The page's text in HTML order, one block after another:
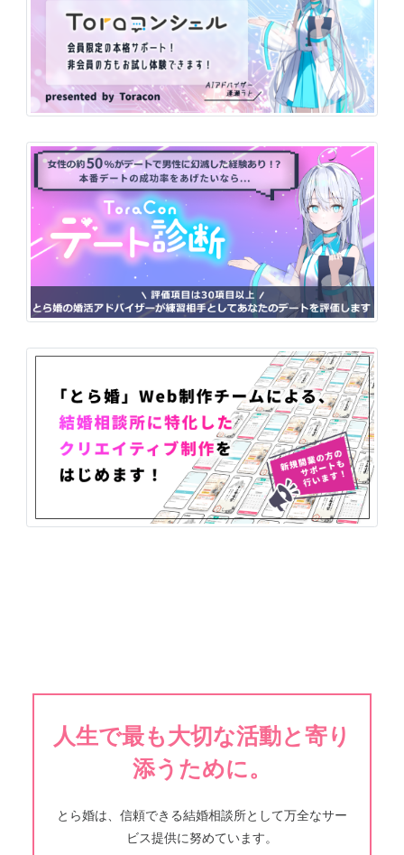
人生で最も大切な活動と寄り
添うために。
とら婚は、信頼できる結婚相談所として万全なサー
ビス提供に努めています。